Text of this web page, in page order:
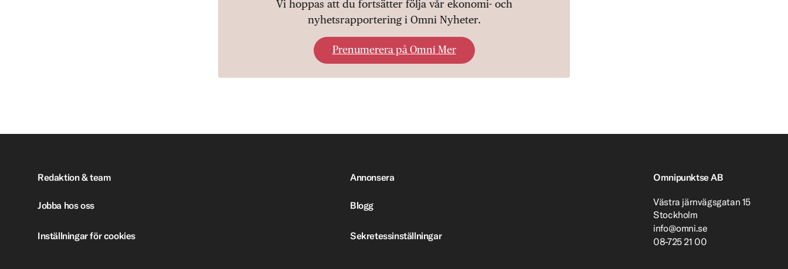
Vi hoppas att du fortsätter följa vår ekonomi- och
nyhetsrapportering i Omni Nyheter.
Prenumerera på Omni Mer
Redaktion & team Annonsera
Jobba hos oss Blogg
Inställningar för cookies Sekretessinställningar
Omnipunktse AB
Västra järnvägsgatan 15
Stockholm
info@omni.se
08-725 21 00